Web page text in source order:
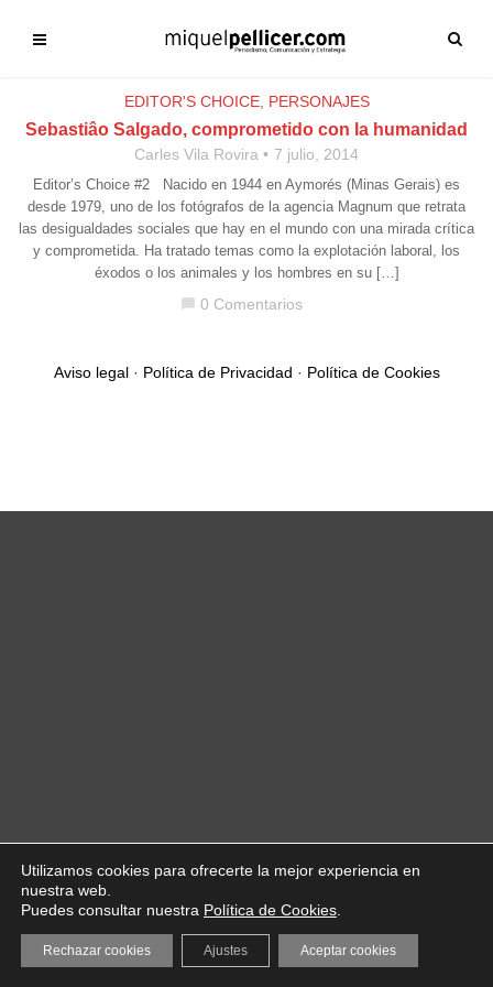
EDITOR'S CHOICE, PERSONAJES
Sebastiâo Salgado, comprometido con la humanidad
Carles Vila Rovira 7 julio, 2014
Editor’s Choice #2 Nacido en 1944 en Aymorés (Minas Gerais) es
desde 1979, uno de los fotógrafos de la agencia Magnum que retrata
las desigualdades sociales que hay en el mundo con una mirada crítica
y comprometida. Ha tratado temas como la explotación laboral, los
éxodos o los animales y los hombres en su […]
chat_bubble 0 Comentarios
Aviso legal· Política de Privacidad · Política de Cookies
Utilizamos cookies para ofrecerte la mejor experiencia en
nuestra web.
Puedes consultar nuestra Política de Cookies
Aceptar cookies
Rechazar cookies Ajustes